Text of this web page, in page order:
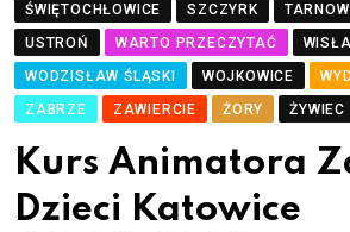
ŚWIĘTOCHŁOWICE
SZCZYRK
USTROŃ
WARTO PRZECZYTAĆ WISŁA
WODZISŁAW ŚLĄSKI
WOJKOWICE
ZABRZE
ZAWIERCIE ŻORY ŻYWIEC
Kurs Animatora
Dzieci Katowice